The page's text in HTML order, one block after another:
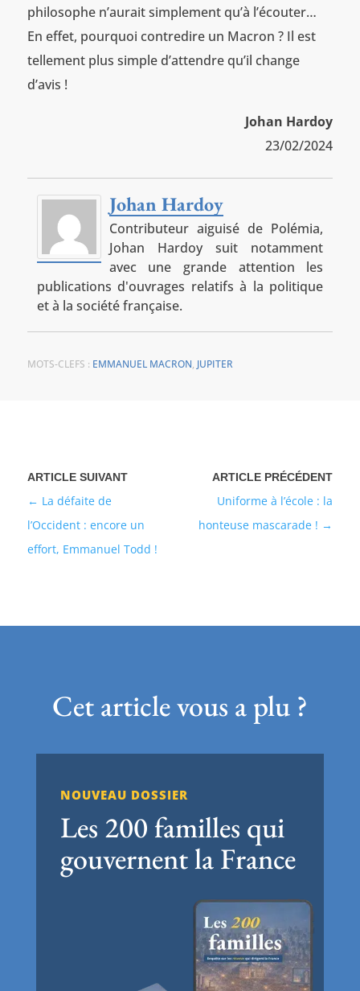
philosophe n’aurait simplement qu’à l’écouter…
En effet, pourquoi contredire un Macron ? Il est
tellement plus simple d’attendre qu’il change
d’avis !
Johan Hardoy
23/02/2024
Johan Hardoy
Contributeur aiguisé de Polémia,
Johan Hardoy suit notamment
avec une grande attention les
publications d'ouvrages relatifs à la politique
et à la société française.
MOTS-CLEFS : EMMANUEL MACRON, JUPITER
Uniforme à l’école : la
honteuse mascarade !
La défaite de
l’Occident : encore un
effort, Emmanuel Todd !
Cet article vous a plu ?
NOUVEAU DOSSIER
Les 200 familles qui
gouvernent la France